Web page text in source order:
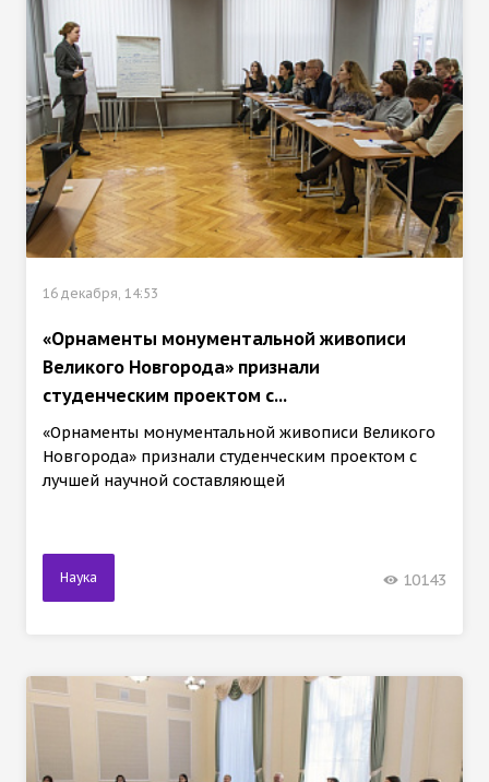
16 декабря, 14:53
«Орнаменты монументальной живописи
Великого Новгорода» признали
студенческим проектом с...
«Орнаменты монументальной живописи Великого
Новгорода» признали студенческим проектом с
лучшей научной составляющей
Наука 10143